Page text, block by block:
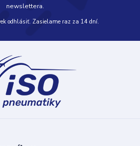
newslettera.
odhlásiť. Zasielame raz za 14 dní.